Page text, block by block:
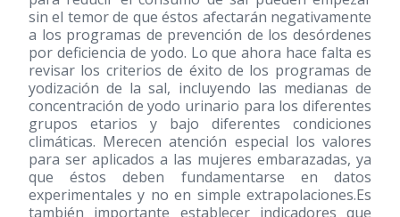
sin el temor de que éstos afectarán negativamente
a los programas de prevención de los desórdenes
por deficiencia de yodo. Lo que ahora hace falta es
revisar los criterios de éxito de los programas de
yodización de la sal, incluyendo las medianas de
concentración de yodo urinario para los diferentes
grupos etarios y bajo diferentes condiciones
climáticas. Merecen atención especial los valores
para ser aplicados a las mujeres embarazadas, ya
que éstos deben fundamentarse en datos
experimentales y no en simple extrapolaciones.Es
también importante establecer indicadores que